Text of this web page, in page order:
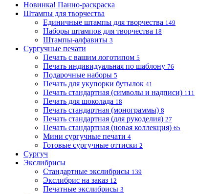
Новинка! Панно-раскраска
Штампы для творчества
Единичные штампы для творчества 149
Наборы штампов для творчества 18
Штампы-алфавиты 3
Сургучные печати
Печать с вашим логотипом 5
Печать индивидуальная по шаблону 76
Подарочные наборы 5
Печать для укупорки бутылок 41
Печать стандартная (символы и надписи) 111
Печать для шоколада 18
Печать стандартная (монограммы) 8
Печать стандартная (для рукоделия) 27
Печать стандартная (новая коллекция) 65
Мини сургучные печати 4
Готовые сургучные оттиски 2
Сургуч
Экслибрисы
Стандартные экслибрисы 139
Экслибрис на заказ 12
Печатные экслибрисы 3